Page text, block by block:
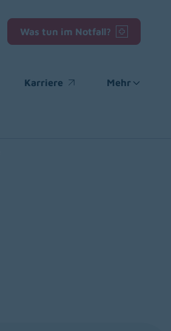
Was tun im Notfall?
Karriere
(opens in a new window)
Mehr